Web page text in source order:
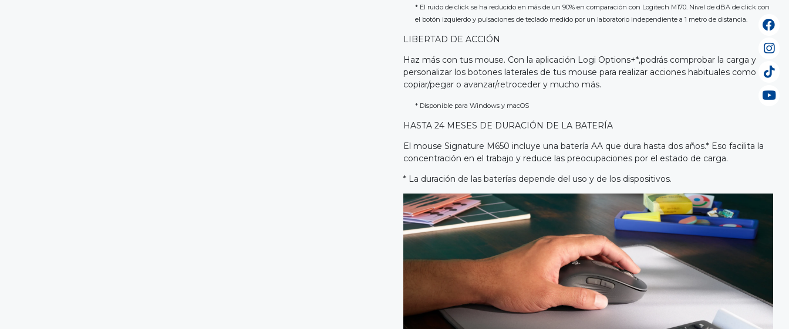
* El ruido de click se ha reducido en más de un 90% en comparación con Logitech M170. Nivel de dBA de click con
el botón izquierdo y pulsaciones de teclado medido por un laboratorio independiente a 1 metro de distancia.
LIBERTAD DE ACCIÓN
Haz más con tus mouse. Con la aplicación Logi Options+*,podrás comprobar la carga y
personalizar los botones laterales de tus mouse para realizar acciones habituales como
copiar/pegar o avanzar/retroceder y mucho más.
* Disponible para Windows y macOS
HASTA 24 MESES DE DURACIÓN DE LA BATERÍA
El mouse Signature M650 incluye una batería AA que dura hasta dos años.* Eso facilita la
concentración en el trabajo y reduce las preocupaciones por el estado de carga.
* La duración de las baterías depende del uso y de los dispositivos.